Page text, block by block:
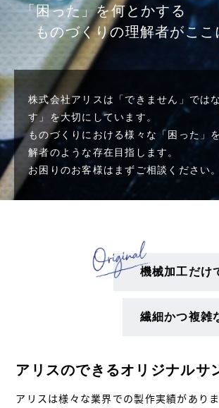
「困った」を何とかする
ものづくりの理解者がここ
株式会社アリスは「できません」では
す」を大切にしています。
ものづくりにおける様々な「困った」
解者のような存在目指します。
お困りのお客様はまずご相談ください。
機械加工だけ
繊細かつ複雑
アリスのできるオリジナルサ
アリスは様々な業界での製作実績があり